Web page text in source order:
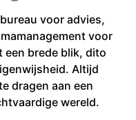
voor advies,
voor
brede blik, dito
Altijd
dragen aan een
wereld.